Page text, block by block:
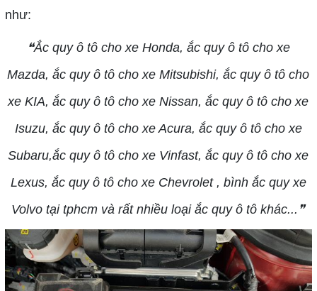
như:
❝Ắc quy ô tô cho xe Honda, ắc quy ô tô cho xe
Mazda, ắc quy ô tô cho xe Mitsubishi, ắc quy ô tô cho
xe KIA, ắc quy ô tô cho xe Nissan, ắc quy ô tô cho xe
Isuzu, ắc quy ô tô cho xe Acura, ắc quy ô tô cho xe
Subaru,ắc quy ô tô cho xe Vinfast, ắc quy ô tô cho xe
Lexus, ắc quy ô tô cho xe Chevrolet , bình ắc quy xe
Volvo tại tphcm và rất nhiều loại ắc quy ô tô khác...❞